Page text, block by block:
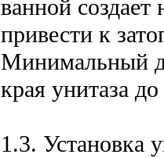
ванной создает
привести к
Минимальный
края унитаза
1.3. Установка